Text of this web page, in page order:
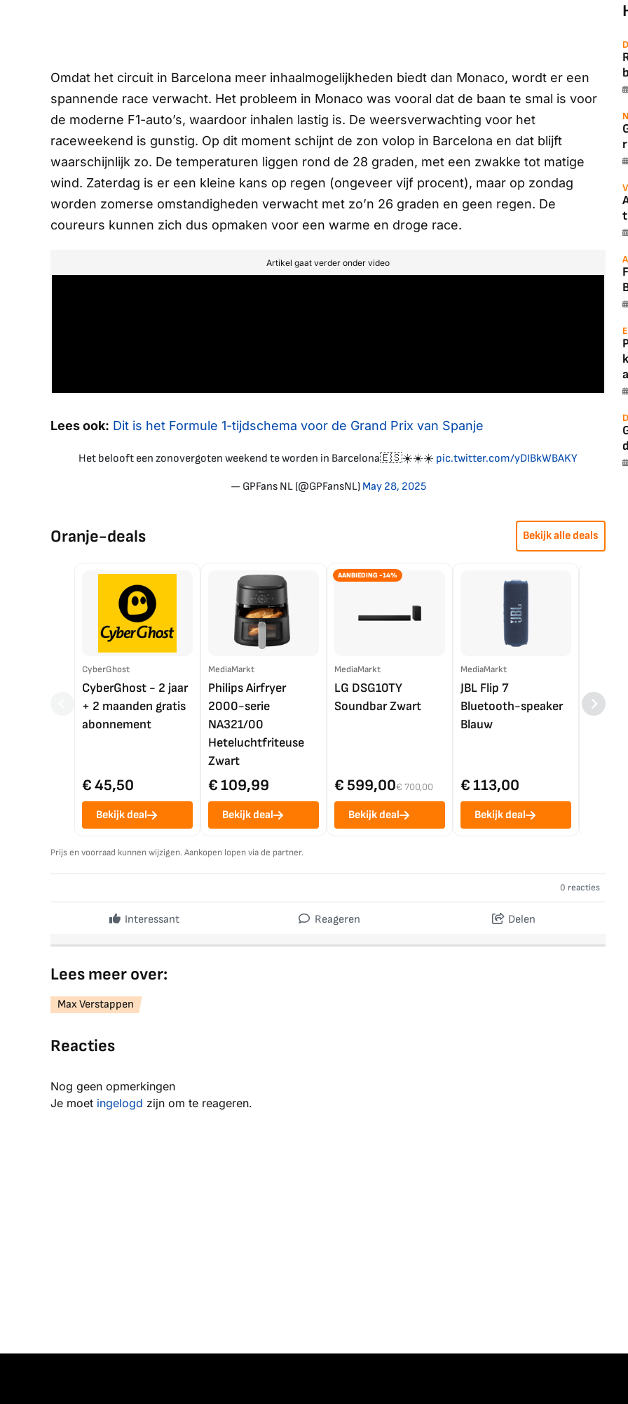
Omdat het circuit in Barcelona meer inhaalmogelijkheden biedt dan Monaco, wordt er een
spannende race verwacht. Het probleem in Monaco was vooral dat de baan te smal is voor
de moderne F1-auto’s, waardoor inhalen lastig is. De weersverwachting voor het
raceweekend is gunstig. Op dit moment schijnt de zon volop in Barcelona en dat blijft
waarschijnlijk zo. De temperaturen liggen rond de 28 graden, met een zwakke tot matige
wind. Zaterdag is er een kleine kans op regen (ongeveer vijf procent), maar op zondag
worden zomerse omstandigheden verwacht met zo’n 26 graden en geen regen. De
coureurs kunnen zich dus opmaken voor een warme en droge race.
Artikel gaat verder onder video
Lees ook: Dit is het Formule 1-tijdschema voor de Grand Prix van Spanje
Het belooft een zonovergoten weekend te worden in Barcelona🇪🇸☀️☀️☀️ pic.twitter.com/yDIBkWBAKY
— GPFans NL (@GPFansNL) May 28, 2025
Oranje-deals Bekijk alle deals
CyberGhost
CyberGhost - 2 jaar
+ 2 maanden gratis
abonnement
€ 45,50
Bekijk deal
MediaMarkt
Philips Airfryer
2000-serie
NA321/00
Heteluchtfriteuse
Zwart
€ 109,99
Bekijk deal
AANBIEDING -14%
MediaMarkt
LG DSG10TY
Soundbar Zwart
€ 599,00€ 700,00
Bekijk deal
MediaMarkt
JBL Flip 7
Bluetooth-speaker
Blauw
€ 113,00
Bekijk deal
LG
4K TV
Prijs en voorraad kunnen wijzigen. Aankopen lopen via de partner.
0 reacties
Interessant Reageren Delen
Lees meer over:
Max Verstappen
Reacties
Nog geen opmerkingen
Je moet ingelogd zijn om te reageren.